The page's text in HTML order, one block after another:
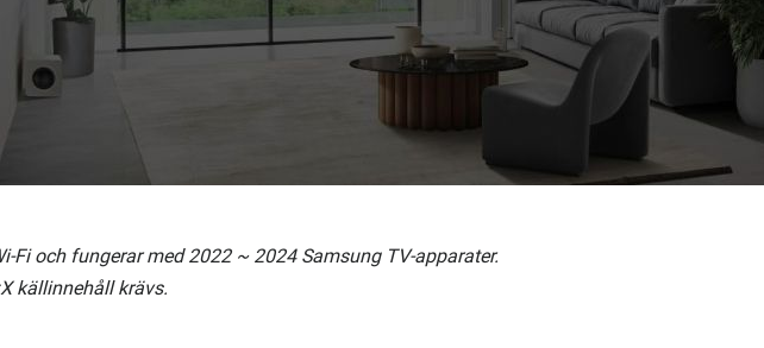
Fi och fungerar med 2022 ~ 2024 Samsung TV-apparater.
källinnehåll krävs.